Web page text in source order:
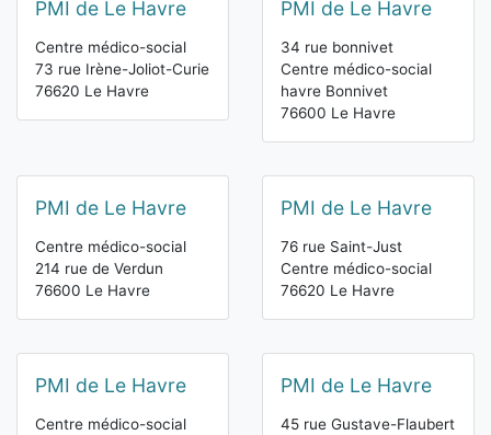
PMI de Le Havre
Centre médico-social
73 rue Irène-Joliot-Curie
76620 Le Havre
PMI de Le Havre
34 rue bonnivet
Centre médico-social
havre Bonnivet
76600 Le Havre
PMI de Le Havre
Centre médico-social
214 rue de Verdun
76600 Le Havre
PMI de Le Havre
76 rue Saint-Just
Centre médico-social
76620 Le Havre
PMI de Le Havre
Centre médico-social
PMI de Le Havre
45 rue Gustave-Flaubert